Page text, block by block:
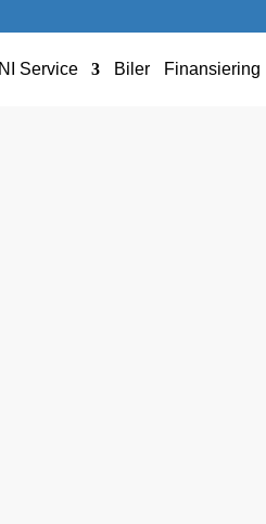
Service Biler Finansiering